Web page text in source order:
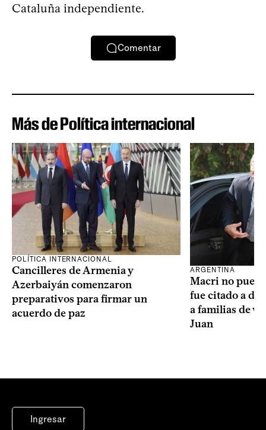
Cataluña independiente.
Comentar
Más de Política internacional
POLÍTICA INTERNACIONAL
Cancilleres de Armenia y
Azerbaiyán comenzaron
preparativos para firmar un
acuerdo de paz
ARGENTINA
Macri no
fue citado a
a familias de
Juan
Ingresar